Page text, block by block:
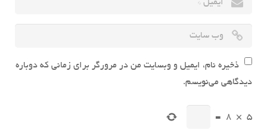
ذخیره نام، ایمیل و وبسایت من در مرورگر برای زمانی که دوباره
دیدگاهی می‌نویسم.
5
×
8
=